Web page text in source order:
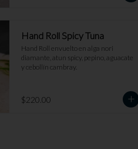
Hand Roll Spicy Tuna
Hand Roll envuelto en alga nori
diamante, atun spicy, pepino, aguacate
y cebollín cambray.
$220.00